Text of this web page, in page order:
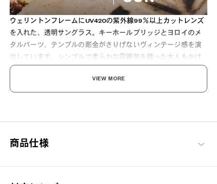
ウェリントンフレームにUV420の紫外線99％以上カットレンズ
を入れた、透明サングラス。キーホールブリッジとヨロイのメ
タルパーツ、テンプルの彫金がさりげないヴィンテージ感を演
出しています。シンプルで柔らかな雰囲気を纏った大人もかけ
やすいサングラス。 スマートモデルをお探しの方におすすめで
[可視光線透過率]
VIEW MORE
商品仕様